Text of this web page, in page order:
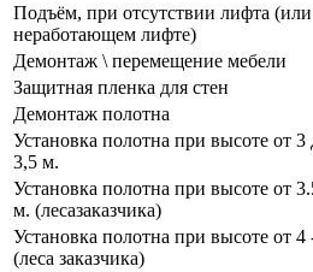
Подъём, при отсутствии лифта (или
неработающем лифте)
Демонтаж \ перемещение мебели
Защитная пленка для стен
Демонтаж полотна
Установка полотна при высоте от 3
3,5 м.
Установка полотна при высоте от
м. (лесазаказчика)
Установка полотна при высоте от 4
(леса заказчика)